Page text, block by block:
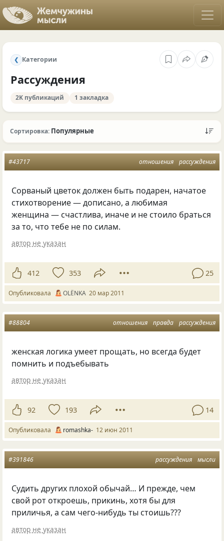
❮ Категории
Рассуждения
2K публикаций 1 закладка
Сортировка: Популярные
отношения рассуждения
#43717
Сорваный цветок должен быть подарен, начатое
стихотворение — дописано, а любимая
женщина — счастлива, иначе и не стоило браться
за то, что тебе не по силам.
автор не указан
412 353 25
Опубликовала OLЁNKA 20 мар 2011
отношения правда рассуждения
#88804
женская логика умеет прощать, но всегда будет
помнить и подъебывать
автор не указан
92 193 14
Опубликовала romashka- 12 июн 2011
рассуждения мысли
#391846
Судить других плохой обычай… И прежде, чем
свой рот откроешь, прикинь, хотя бы для
приличья, а сам чего-нибудь ты стоишь???
автор не указан